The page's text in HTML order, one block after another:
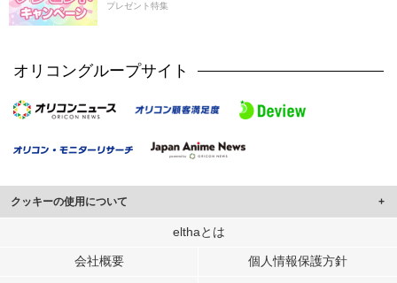
プレゼント特集
オリコングループサイト
クッキーの使用について
このサイトでは Cookie を使用して、ユーザーに合わせたコンテンツや広告の
行っています。
elthaとは
会社概要 個人情報保護方針